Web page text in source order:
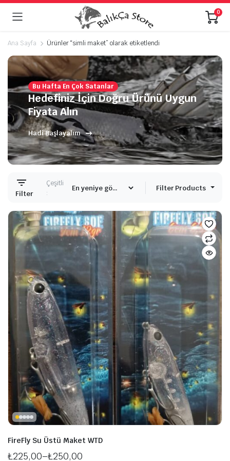
0
Ana Sayfa Ürünler “simli maket” olarak etiketlendi
Bu Hafta En Çok Satanlar
Hedefiniz İçin Doğru Ürünü Uygun
Fiyata Alın
Hadi Başlayalım
Filter
Çeşitli
:
Filter Products
FireFly Su Üstü Maket WTD
₺225,00–₺250,00